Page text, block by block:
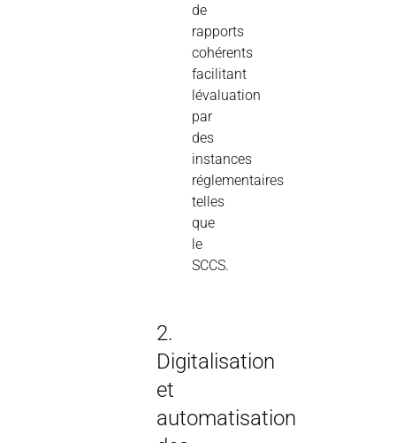
de
rapports
cohérents
facilitant
lévaluation
par
des
instances
réglementaires
telles
que
le
SCCS.
2.
Digitalisation
et
automatisation